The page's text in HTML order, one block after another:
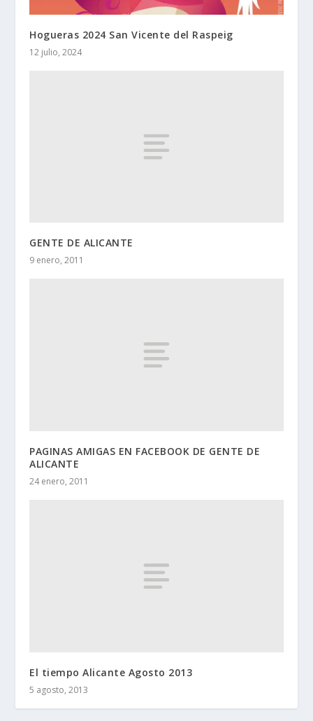
Hogueras 2024 San Vicente del Raspeig
12 julio, 2024
GENTE DE ALICANTE
9 enero, 2011
PAGINAS AMIGAS EN FACEBOOK DE GENTE DE
ALICANTE
24 enero, 2011
El tiempo Alicante Agosto 2013
5 agosto, 2013